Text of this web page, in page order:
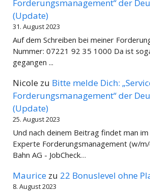
Forderungsmanagement“ der
(Update)
31. August 2023
Auf dem Schreiben bei meiner
Nummer: 07221 92 35 1000 Da ist
gegangen ...
Nicole zu Bitte melde Dich:
Forderungsmanagement“ der
(Update)
25. August 2023
Und nach deinem Beitrag findet man im
Experte Forderungsmanagement (w/
Bahn AG - JobCheck…
Maurice zu 22 Bonuslevel ohne
8. August 2023